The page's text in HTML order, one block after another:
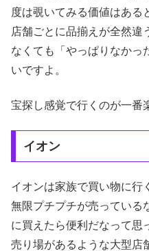
度は覗いてみる価値はある
店舗ごとに品揃えが全然違
なくても「やっぱりなかっ
いですよ。
宝探し感覚で行くのが一番
イオン
イオンは家族で買い物に行
無限プチプチが売っている
に買えたら便利だなって思
売り場があるような大型店